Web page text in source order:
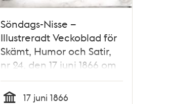
Söndags-Nisse –
Illustreradt Veckoblad för
Skämt, Humor och Satir,
nr 24, den 17 juni 1866 om
Stockholmsutställningen
1866
17 juni 1866